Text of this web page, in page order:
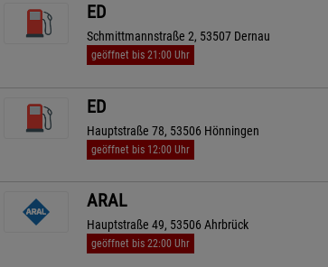
ED
Schmittmannstraße 2, 53507 Dernau
geöffnet bis 21:00 Uhr
ED
Hauptstraße 78, 53506 Hönningen
geöffnet bis 12:00 Uhr
ARAL
Hauptstraße 49, 53506 Ahrbrück
geöffnet bis 22:00 Uhr